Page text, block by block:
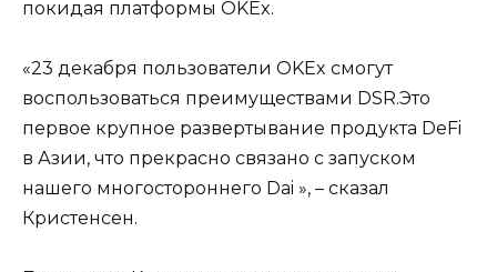
покидая платформы OKEx.
«23 декабря пользователи OKEx смогут
воспользоваться преимуществами DSR.Это
первое крупное развертывание продукта DeFi
в Азии, что прекрасно связано с запуском
нашего многостороннего Dai », – сказал
Кристенсен.